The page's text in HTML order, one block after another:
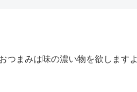
つまみは味の濃い物を欲しますよ